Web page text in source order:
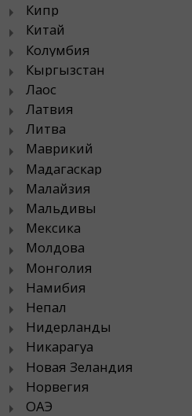
Кипр
Китай
Колумбия
Кыргызстан
Лаос
Латвия
Литва
Маврикий
Мадагаскар
Малайзия
Мальдивы
Мексика
Молдова
Монголия
Намибия
Непал
Нидерланды
Никарагуа
Новая Зеландия
Норвегия
ОАЭ